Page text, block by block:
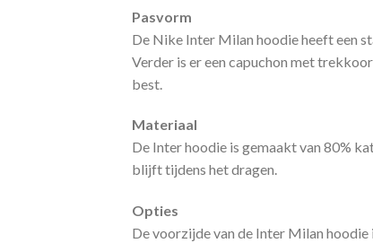
Pasvorm
De Nike Inter Milan hoodie heeft een
Verder is er een capuchon met
best.
Materiaal
De Inter hoodie is gemaakt van 80%
blijft tijdens het dragen.
Opties
De voorzijde van de Inter Milan hoodie